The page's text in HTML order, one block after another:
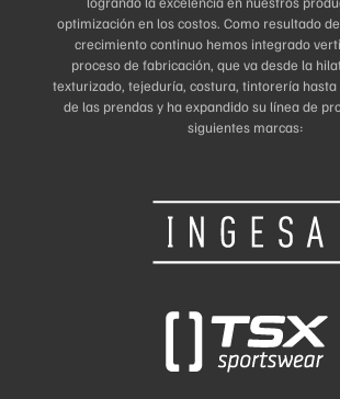
optimización en los costos. Como resultado
crecimiento continuo hemos integrado
proceso de fabricación, que va desde la
texturizado, tejeduría, costura, tintorería
de las prendas y ha expandido su línea de
siguientes marcas: